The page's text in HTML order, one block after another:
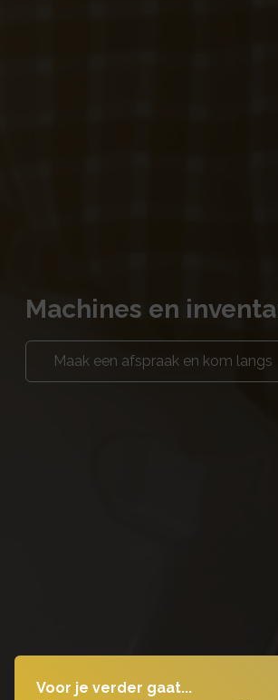
Machines en
Maak een afspraak en kom langs
Voor je verder gaat...